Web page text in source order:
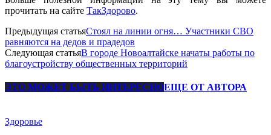
прочитать на сайте ТакЗдорово.
Предыдущая статьяСтоял на линии огня… Участники СВО
равняются на дедов и прадедов
Следующая статьяВ городе Новоалтайске начаты работы по
благоустройству общественных территорий
ЭТО МОЖЕТ БЫТЬ ИНТЕРЕСНОЕЩЕ ОТ АВТОРА
Здоровье